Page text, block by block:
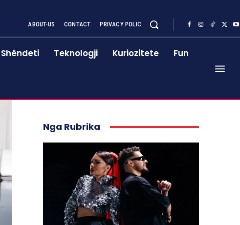
ABOUT-US CONTACT PRIVACY POLIC
Shëndeti Teknologji Kuriozitete Fun
Nga Rubrika